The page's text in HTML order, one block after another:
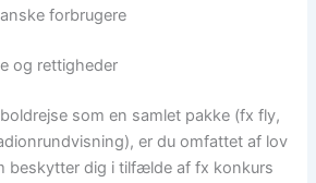
forbrugere
og rettigheder
som en samlet pakke (fx fly,
er du omfattet af lov
beskytter dig i tilfælde af fx konkurs